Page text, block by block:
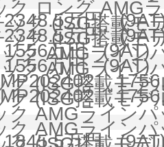
万円
ク ロング AMG
万円
ク (ISG搭載モ
万円 (9AT)
ク (ISG搭載モ
万円 (9AT)
ク AMGライン
MP202402
ク AMGライン
MP202402
ク (ISG搭載モ
ク (ISG搭載モ
ク AMGライン
万円
ク AMGライン